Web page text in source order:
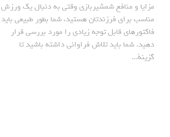
مزایا و منافع شمشیربازی وقتی به دنبال یک ورزش
مناسب برای فرزندتان هستید، شما بطور طبیعی باید
فاکتورهای قابل توجه زیادی را مورد بررسی قرار
دهید. شما باید تلاش فراوانی داشته باشید تا
گزینة...